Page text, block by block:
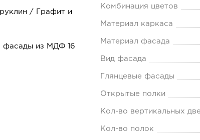
/ Графит и
фасады из МДФ 16
Комбинация цветов
Материал каркаса
Материал фасада
Вид фасада
Глянцевые фасады
Открытые полки
Кол-во вертикальных
Кол-во полок